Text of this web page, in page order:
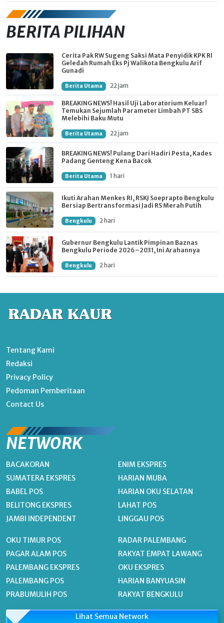
BERITA PILIHAN
Cerita Pak RW Sugeng Saksi Mata Penyidik KPK RI
Geledah Rumah Eks Pj Walikota Bengkulu Arif
Gunadi
Berita Utama 22 jam
BREAKING NEWS! Hasil Uji Laboratorium Keluar!
Temukan Sejumlah Parameter Limbah PT SBS
Melebihi Baku Mutu
Berita Utama 22 jam
BREAKING NEWS! Pulang Dari Hadiri Pesta, Kades
Padang Genteng Kena Bacok
Berita Utama 1 hari
Ikuti Arahan Menkes RI, RSKJ Soeprapto Bengkulu
Bersiap Bertransformasi Jadi RS Merah Putih
Bengkulu 2 hari
Gubernur Bengkulu Lantik Pimpinan Baznas
Bengkulu Periode 2026–2031, Ini Arahannya
Bengkulu 2 hari
Tentang Kami
Redaksi
Privacy Policy
Pedoman Pemberitaan
Contact Us
NETWORK
BACAKORAN
SUMATERA EKSPRES
BABEL POS
BELITONG EKSPRES
JAMBI INDEPENDENT
ENIM EKSPRES
HARIAN MUBA
HARIAN OKU SELATAN
LAHAT POS
LINGGAU POS
OKU TIMUR POS
PAGAR ALAM POS
PALEMBANG EKSPRES
PALEMBANG POS
PRABUMULIH POS
RADAR PALEMBANG
RAKYAT EMPAT LAWANG
OKU EKSPRES
HARIAN BANYUASIN
RAKYAT BENGKULU
Lihat Semua Network